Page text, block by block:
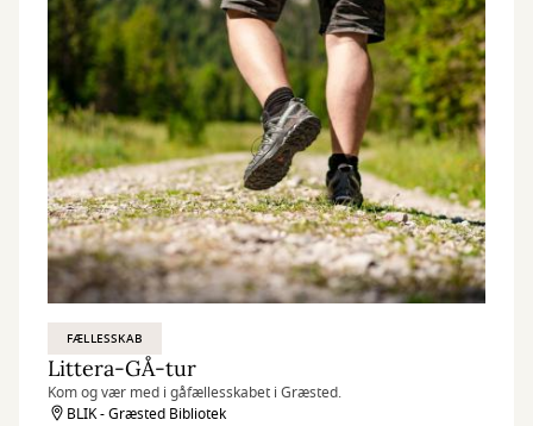
FÆLLESSKAB
Littera-GÅ-tur
Kom og vær med i gåfællesskabet i Græsted.
BLIK - Græsted Bibliotek